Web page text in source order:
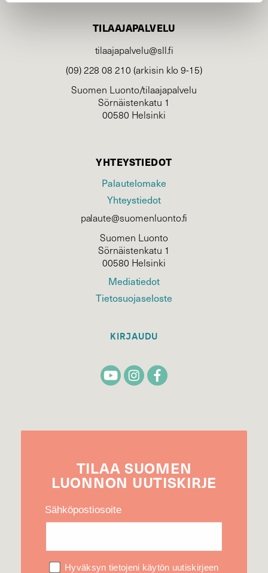
TILAAJAPALVELU
tilaajapalvelu@sll.fi
(09) 228 08 210 (arkisin klo 9-15)
Suomen Luonto/tilaajapalvelu
Sörnäistenkatu 1
00580 Helsinki
YHTEYSTIEDOT
Palautelomake
Yhteystiedot
palaute@suomenluonto.fi
Suomen Luonto
Sörnäistenkatu 1
00580 Helsinki
Mediatiedot
Tietosuojaseloste
KIRJAUDU
TILAA SUOMEN
LUONNON UUTIS­KIRJE
Sähköpostiosoite
Hyväksyn tietojeni käytön uutiskirjeen